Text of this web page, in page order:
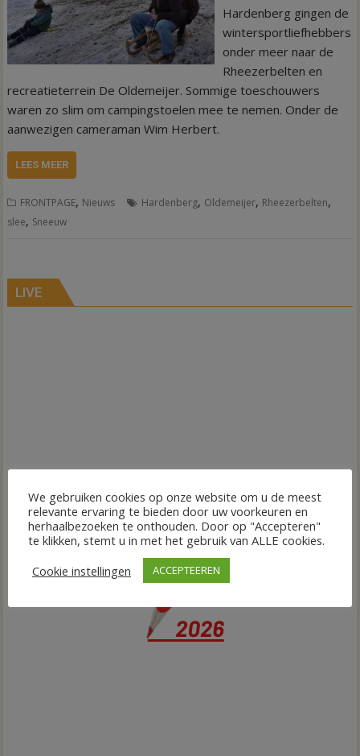
Hardenberg gingen de
wintersportliefhebbers
onder meer naar de
Rheezerbelten en
recreatieterrein De Oldemeijer. Sommige toeschouwers
waren zo slim om campingstoelen mee te nemen. Onder de
aanwezigen cameraman Wim Herbert.
LEES MEER
FRONTPAGE, Nieuws Hardenberg, Oldemeijer, Rheezerbelten,
slee, Sneeuw
LIVE
We gebruiken cookies op onze website om u de meest
relevante ervaring te bieden door uw voorkeuren en
herhaalbezoeken te onthouden. Door op "Accepteren"
te klikken, stemt u in met het gebruik van ALLE cookies.
Cookie instellingen
ACCEPTEEREN